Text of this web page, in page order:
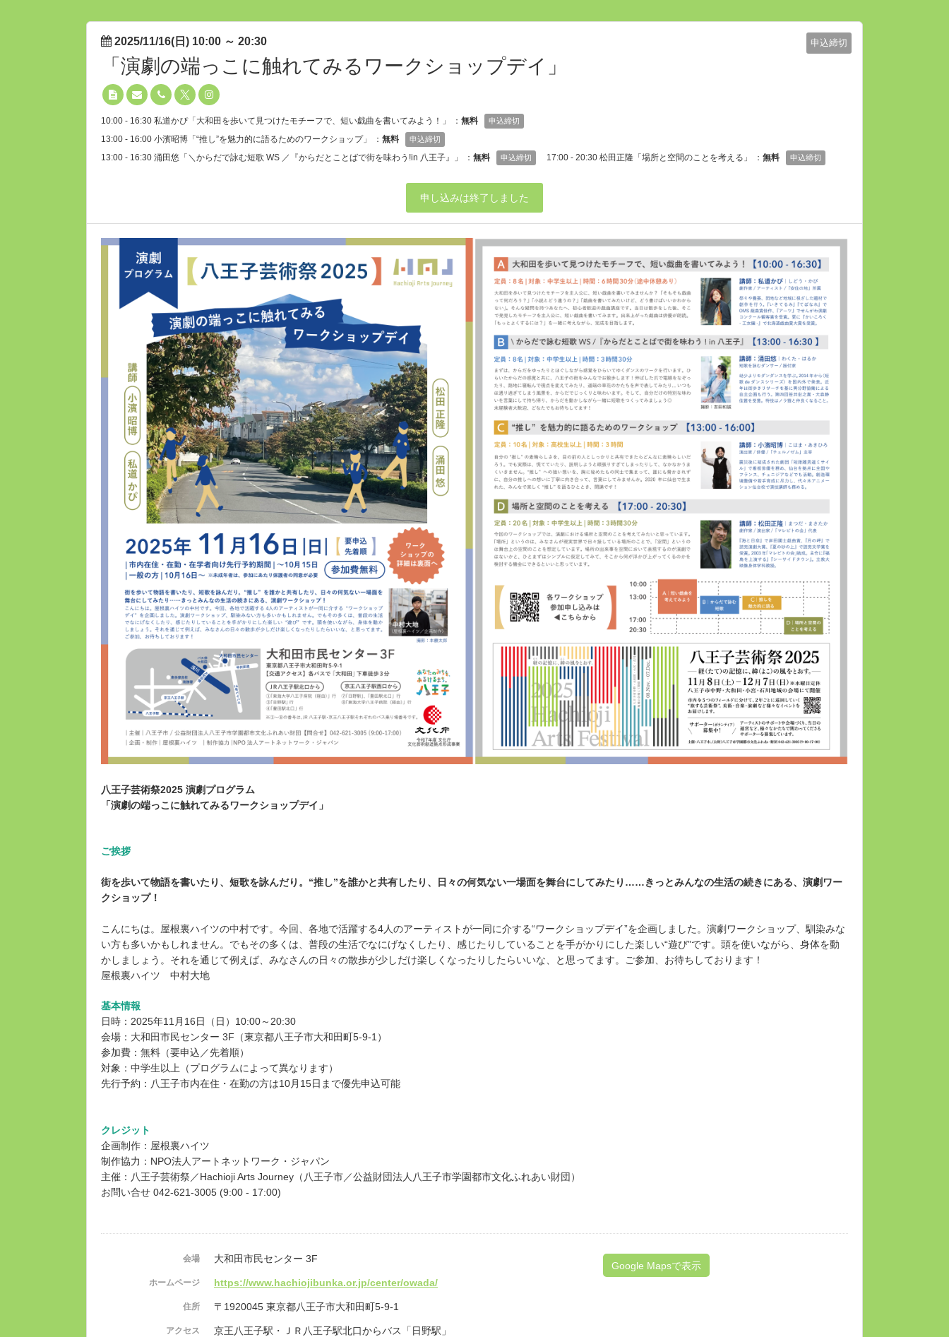
2025/11/16(日) 10:00 ～ 20:30 申込締切
「演劇の端っこに触れてみるワークショップデイ」
10:00 - 16:30 私道かぴ「大和田を歩いて見つけたモチーフで、短い戯曲を書いてみよう！」 ： 無料 申込締切
13:00 - 16:00 小濱昭博「“推し”を魅力的に語るためのワークショップ」 ： 無料 申込締切
13:00 - 16:30 涌田悠「＼からだで詠む短歌 WS ／『からだとことばで街を味わう!in 八王子』」 ： 無料 申込締切 17:00 - 20:30 松田正隆「場所と空間のことを考える」 ： 無料 申込締切
申し込みは終了しました
八王子芸術祭2025 演劇プログラム
「演劇の端っこに触れてみるワークショップデイ」
ご挨拶
街を歩いて物語を書いたり、短歌を詠んだり。“推し”を誰かと共有したり、日々の何気ない一場面を舞台にしてみたり……きっとみんなの生活の続きにある、演劇ワー
クショップ！
こんにちは。屋根裏ハイツの中村です。今回、各地で活躍する4人のアーティストが一同に介する“ワークショップデイ”を企画しました。演劇ワークショップ、馴染みな
い方も多いかもしれません。でもその多くは、普段の生活でなにげなくしたり、感じたりしていることを手がかりにした楽しい“遊び”です。頭を使いながら、身体を動
かしましょう。それを通じて例えば、みなさんの日々の散歩が少しだけ楽しくなったりしたらいいな、と思ってます。ご参加、お待ちしております！
屋根裏ハイツ 中村大地
基本情報
日時：2025年11月16日（日）10:00～20:30
会場：大和田市民センター 3F（東京都八王子市大和田町5-9-1）
参加費：無料（要申込／先着順）
対象：中学生以上（プログラムによって異なります）
先行予約：八王子市内在住・在勤の方は10月15日まで優先申込可能
クレジット
企画制作：屋根裏ハイツ
制作協力：NPO法人アートネットワーク・ジャパン
主催：八王子芸術祭／Hachioji Arts Journey（八王子市／公益財団法人八王子市学園都市文化ふれあい財団）
お問い合せ 042-621-3005 (9:00 - 17:00)
会場 大和田市民センター 3F
ホームページ https://www.hachiojibunka.or.jp/center/owada/
住所 〒1920045 東京都八王子市大和田町5-9-1
アクセス
京王八王子駅・ＪＲ八王子駅北口からバス「日野駅」
Google Mapsで表示